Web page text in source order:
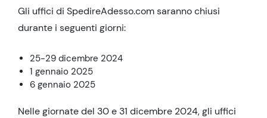
Gli uffici di SpedireAdesso.com saranno chiusi
durante i seguenti giorni:
25-29 dicembre 2024
1 gennaio 2025
6 gennaio 2025
Nelle giornate del 30 e 31 dicembre 2024, gli uffici